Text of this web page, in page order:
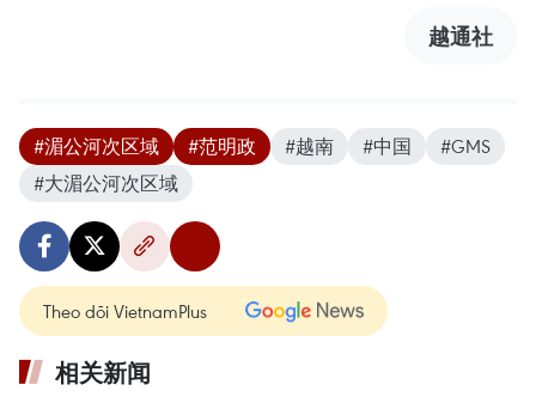
越通社
#湄公河次区域 #范明政 #越南 #中国
#GMS
#大湄公河次区域
Theo dõi VietnamPlus
相关新闻